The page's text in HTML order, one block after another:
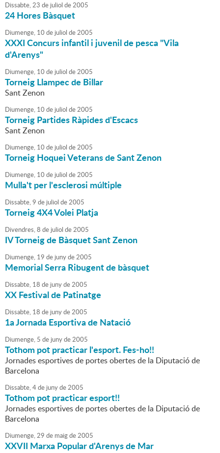
Dissabte,23 de juliol de2005
24 Hores Bàsquet
Diumenge, 10 de juliol de2005
XXXI Concurs infantil i juvenil de pesca "Vila
d'Arenys"
Diumenge, 10 de juliol de2005
Torneig Llampec de Billar
Sant Zenon
Diumenge, 10 de juliol de2005
Torneig Partides Ràpides d'Escacs
Sant Zenon
Diumenge, 10 de juliol de2005
Torneig Hoquei Veterans de Sant Zenon
Diumenge, 10 de juliol de2005
Mulla't per l'esclerosi múltiple
Dissabte,9 de juliol de2005
Torneig 4X4 Volei Platja
Divendres,8 de juliol de2005
IV Torneig de Bàsquet Sant Zenon
Diumenge, 19 de junyde2005
Memorial Serra Ribugent de bàsquet
Dissabte, 18 de junyde2005
XX Festival de Patinatge
Dissabte, 18 de junyde2005
1a Jornada Esportiva de Natació
Diumenge, 5 de junyde2005
Tothom pot practicar l'esport. Fes-ho!!
Jornades esportives de portes obertes de la Diputació de
Barcelona
Dissabte,4de junyde2005
Tothom pot practicar esport!!
Jornades esportives de portes obertes de la Diputació de
Barcelona
Diumenge,29 de maigde2005
XXVII Marxa Popular d'Arenys de Mar